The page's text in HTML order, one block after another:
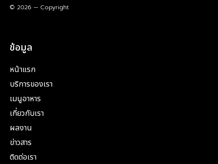
© 2026 — Copyright
ข้อมูล
หน้าแรก
บริการของเรา
เมนูอาหาร
เกี่ยวกับเรา
ผลงาน
ข่าวสาร
ติดต่อเรา